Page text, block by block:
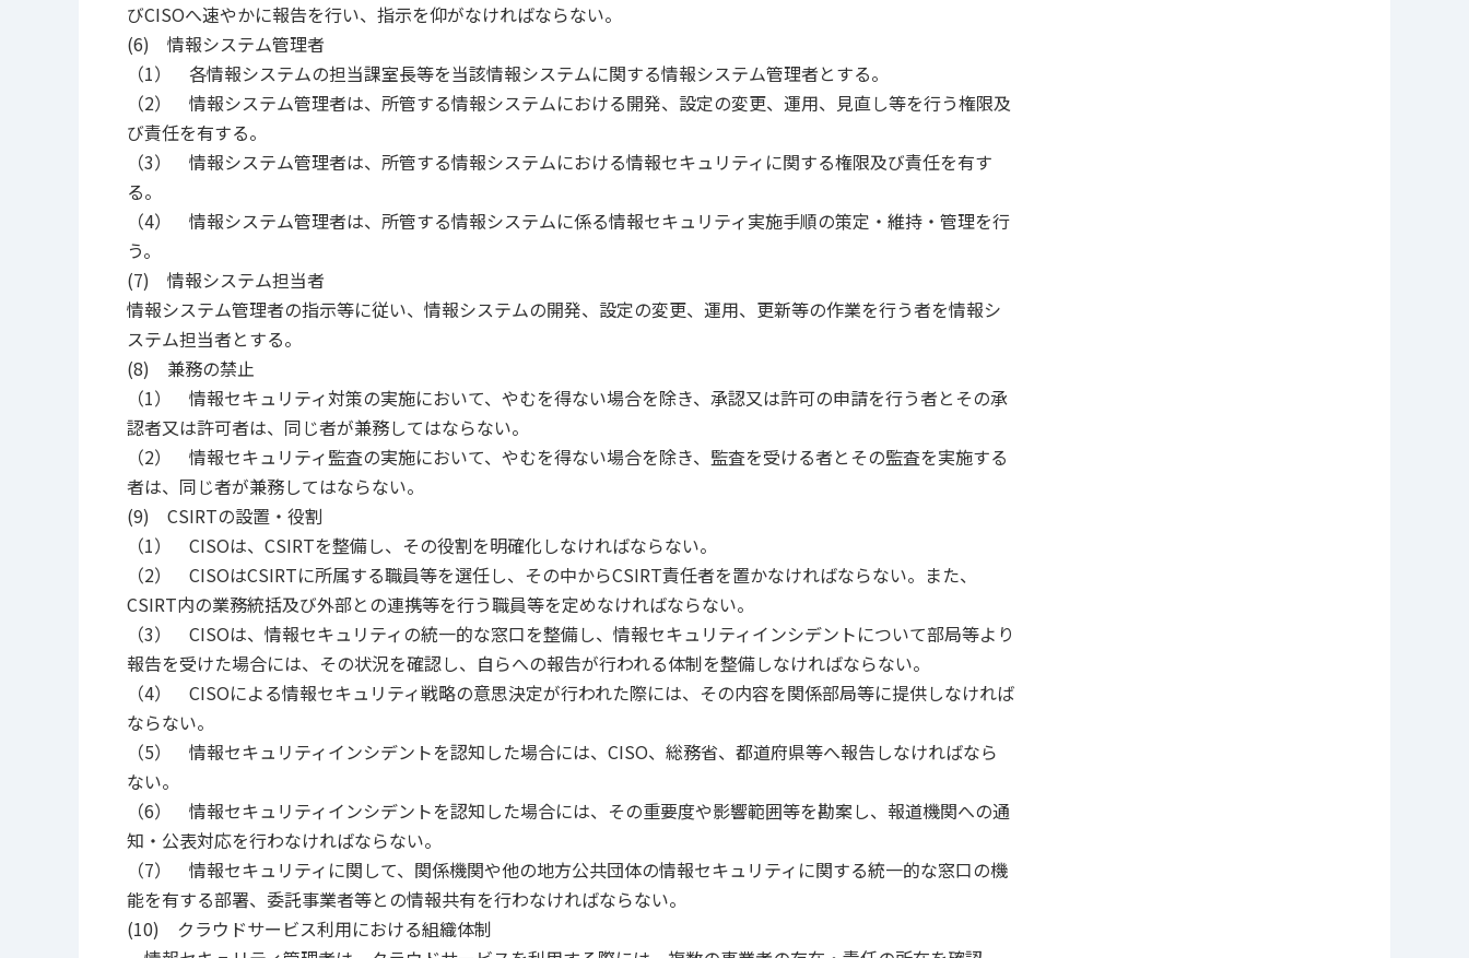
びCISOへ速やかに報告を行い、指示を仰がなければならない。
(6) 情報システム管理者
（1） 各情報システムの担当課室長等を当該情報システムに関する情報システム管理者とする。
（2） 情報システム管理者は、所管する情報システムにおける開発、設定の変更、運用、見直し等を行う権限及
び責任を有する。
（3） 情報システム管理者は、所管する情報システムにおける情報セキュリティに関する権限及び責任を有す
る。
（4） 情報システム管理者は、所管する情報システムに係る情報セキュリティ実施手順の策定・維持・管理を行
う。
(7) 情報システム担当者
情報システム管理者の指示等に従い、情報システムの開発、設定の変更、運用、更新等の作業を行う者を情報シ
ステム担当者とする。
(8) 兼務の禁止
（1） 情報セキュリティ対策の実施において、やむを得ない場合を除き、承認又は許可の申請を行う者とその承
認者又は許可者は、同じ者が兼務してはならない。
（2） 情報セキュリティ監査の実施において、やむを得ない場合を除き、監査を受ける者とその監査を実施する
者は、同じ者が兼務してはならない。
(9) CSIRTの設置・役割
（1） CISOは、CSIRTを整備し、その役割を明確化しなければならない。
（2） CISOはCSIRTに所属する職員等を選任し、その中からCSIRT責任者を置かなければならない。また、
CSIRT内の業務統括及び外部との連携等を行う職員等を定めなければならない。
（3） CISOは、情報セキュリティの統一的な窓口を整備し、情報セキュリティインシデントについて部局等より
報告を受けた場合には、その状況を確認し、自らへの報告が行われる体制を整備しなければならない。
（4） CISOによる情報セキュリティ戦略の意思決定が行われた際には、その内容を関係部局等に提供しなければ
ならない。
（5） 情報セキュリティインシデントを認知した場合には、CISO、総務省、都道府県等へ報告しなければなら
ない。
（6） 情報セキュリティインシデントを認知した場合には、その重要度や影響範囲等を勘案し、報道機関への通
知・公表対応を行わなければならない。
（7） 情報セキュリティに関して、関係機関や他の地方公共団体の情報セキュリティに関する統一的な窓口の機
能を有する部署、委託事業者等との情報共有を行わなければならない。
(10) クラウドサービス利用における組織体制